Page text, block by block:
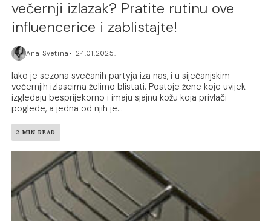
večernji izlazak? Pratite rutinu ove
influencerice i zablistajte!
Ana Svetina 24.01.2025.
Iako je sezona svečanih partyja iza nas, i u siječanjskim
večernjih izlascima želimo blistati. Postoje žene koje uvijek
izgledaju besprijekorno i imaju sjajnu kožu koja privlači
poglede, a jedna od njih je...
2 MIN READ